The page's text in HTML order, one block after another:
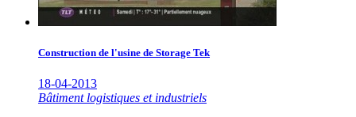
Construction de l'usine de Storage Tek
18-04-2013
Bâtiment logistiques et industriels